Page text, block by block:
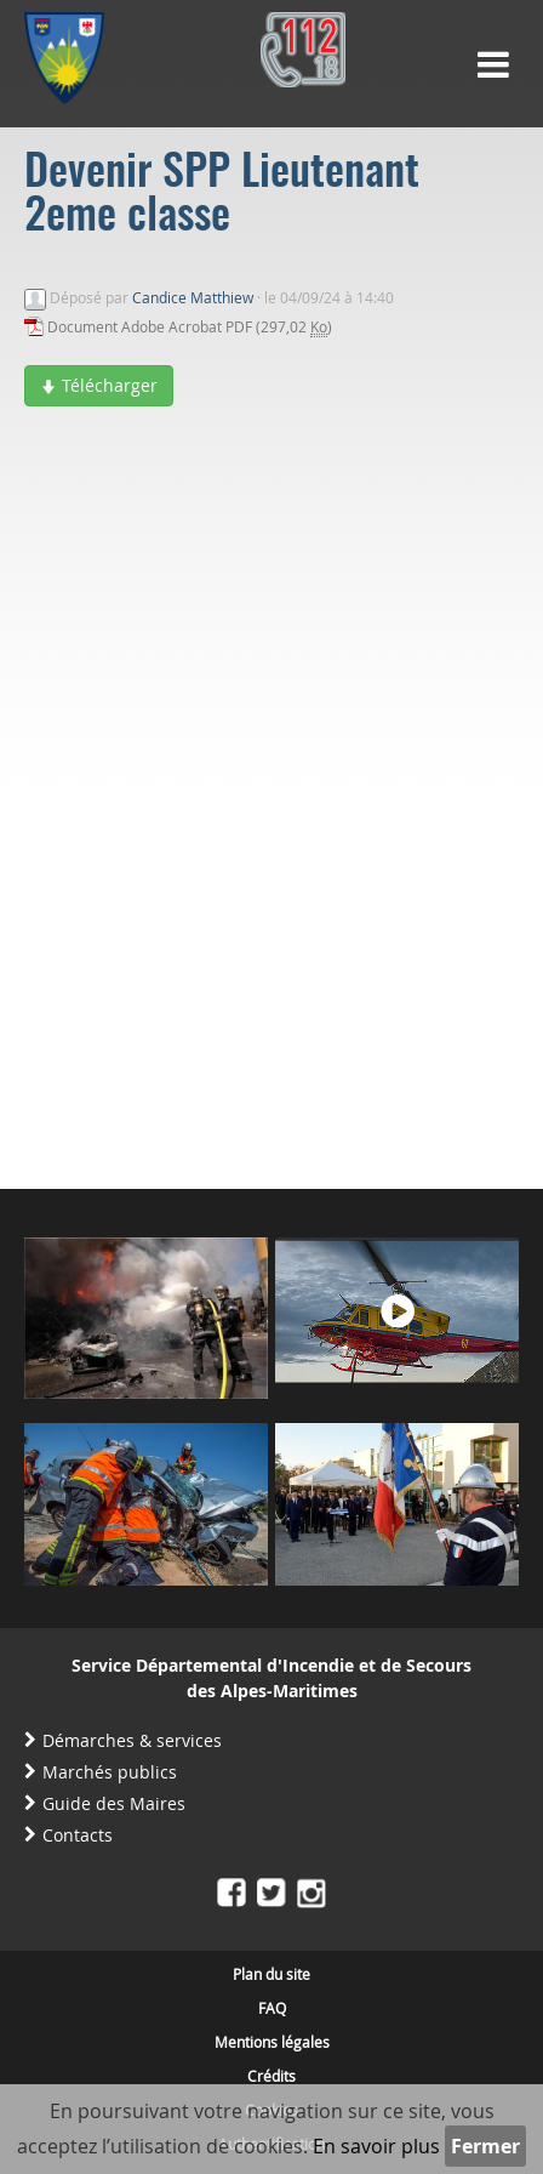
Devenir SPP Lieutenant
2eme classe
Déposé parCandice Matthiew · le 04/09/24 à 14:40
Document Adobe Acrobat PDF (297,02 Ko)
Télécharger
Service Départemental d'Incendie et de Secours
des Alpes-Maritimes
Démarches & services
Marchés publics
Guide des Maires
Contacts
Plan du site
FAQ
Mentions légales
Crédits
Cookies
Authentification
En poursuivant votre navigation sur ce site, vous
acceptez l’utilisation de cookies.En savoir plus